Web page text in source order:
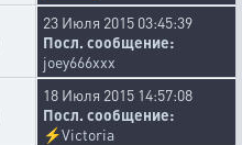
23 Июля 2015 03:45:39
Посл. сообщение:
joey666xxx
18 Июля 2015 14:57:08
Посл. сообщение:
⚡Victoria